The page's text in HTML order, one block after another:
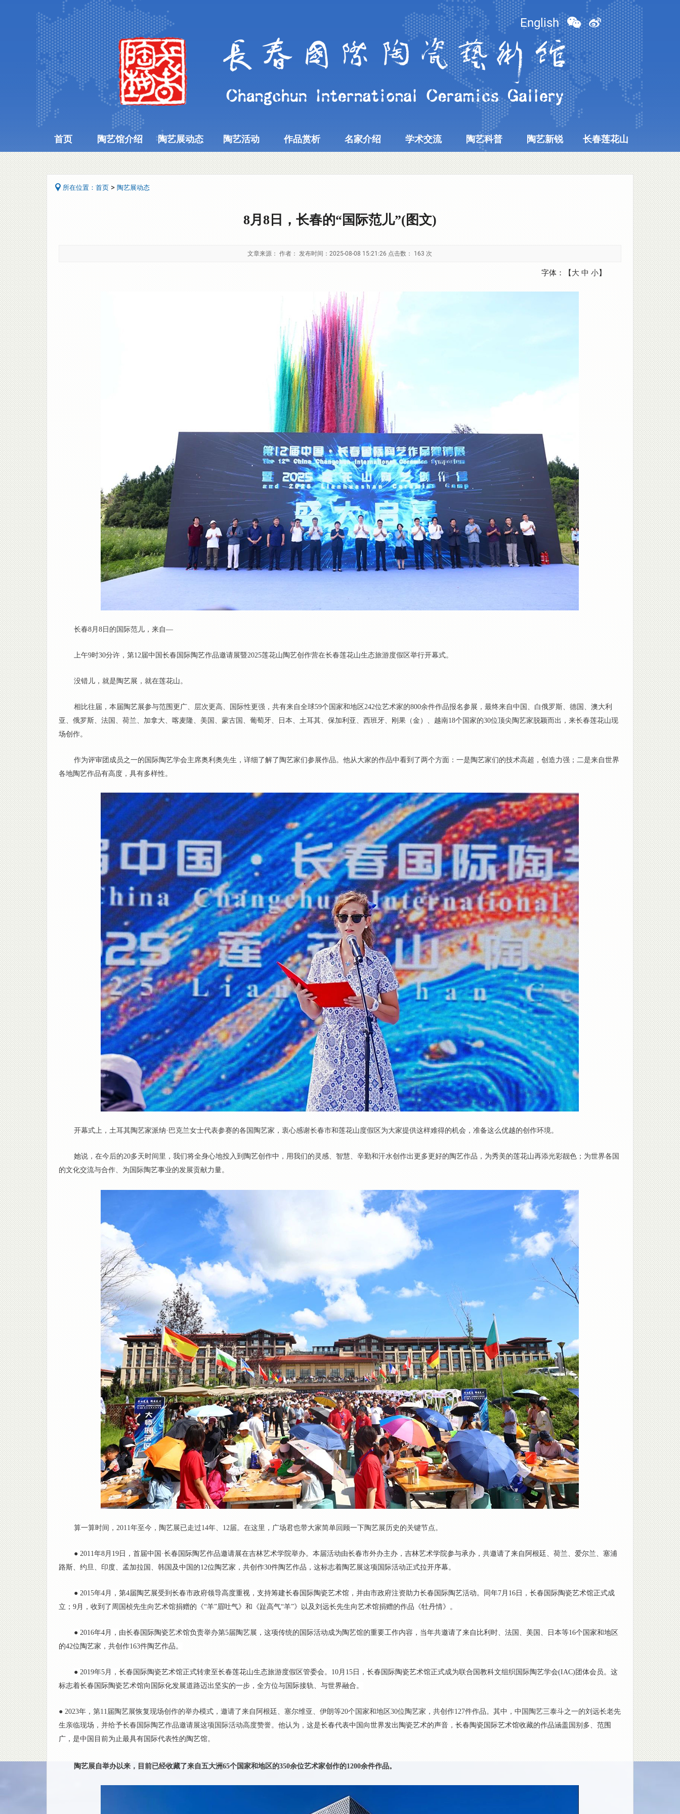
English
首页 陶艺馆介绍 陶艺展动态 陶艺活动 作品赏析 名家介绍 学术交流 陶艺科普 陶艺新锐 长春莲花山
所在位置： 首页 > 陶艺展动态
8月8日，长春的“国际范儿”(图文)
文章来源： 作者： 发布时间：2025-08-08 15:21:26 点击数： 163 次
字体：【大 中 小】
长春8月8日的国际范儿，来自—
上午9时30分许，第12届中国长春国际陶艺作品邀请展暨2025莲花山陶艺创作营在长春莲花山生态旅游度假区举行开幕式。
没错儿，就是陶艺展，就在莲花山。
相比往届，本届陶艺展参与范围更广、层次更高、国际性更强，共有来自全球59个国家和地区242位艺术家的800余件作品报名参展，最终来自中国、白俄罗斯、德国、澳大利
亚、俄罗斯、法国、荷兰、加拿大、喀麦隆、美国、蒙古国、葡萄牙、日本、土耳其、保加利亚、西班牙、刚果（金）、越南18个国家的30位顶尖陶艺家脱颖而出，来长春莲花山现
场创作。
作为评审团成员之一的国际陶艺学会主席奥利奥先生，详细了解了陶艺家们参展作品。他从大家的作品中看到了两个方面：一是陶艺家们的技术高超，创造力强；二是来自世界
各地陶艺作品有高度，具有多样性。
开幕式上，土耳其陶艺家派纳·巴克兰女士代表参赛的各国陶艺家，衷心感谢长春市和莲花山度假区为大家提供这样难得的机会，准备这么优越的创作环境。
她说，在今后的20多天时间里，我们将全身心地投入到陶艺创作中，用我们的灵感、智慧、辛勤和汗水创作出更多更好的陶艺作品，为秀美的莲花山再添光彩靓色；为世界各国
的文化交流与合作、为国际陶艺事业的发展贡献力量。
算一算时间，2011年至今，陶艺展已走过14年、12届。在这里，广场君也带大家简单回顾一下陶艺展历史的关键节点。
● 2011年8月19日，首届中国·长春国际陶艺作品邀请展在吉林艺术学院举办。本届活动由长春市外办主办，吉林艺术学院参与承办，共邀请了来自阿根廷、荷兰、爱尔兰、塞浦
路斯、约旦、印度、孟加拉国、韩国及中国的12位陶艺家，共创作30件陶艺作品，这标志着陶艺展这项国际活动正式拉开序幕。
● 2015年4月，第4届陶艺展受到长春市政府领导高度重视，支持筹建长春国际陶瓷艺术馆，并由市政府注资助力长春国际陶艺活动。同年7月16日，长春国际陶瓷艺术馆正式成
立；9月，收到了周国桢先生向艺术馆捐赠的《“羊”眉吐气》和《趾高气“羊”》以及刘远长先生向艺术馆捐赠的作品《牡丹情》。
● 2016年4月，由长春国际陶瓷艺术馆负责举办第5届陶艺展，这项传统的国际活动成为陶艺馆的重要工作内容，当年共邀请了来自比利时、法国、美国、日本等16个国家和地区
的42位陶艺家，共创作163件陶艺作品。
● 2019年5月，长春国际陶瓷艺术馆正式转隶至长春莲花山生态旅游度假区管委会。10月15日，长春国际陶瓷艺术馆正式成为联合国教科文组织国际陶艺学会(IAC)团体会员。这
标志着长春国际陶瓷艺术馆向国际化发展道路迈出坚实的一步，全方位与国际接轨、与世界融合。
● 2023年，第11届陶艺展恢复现场创作的举办模式，邀请了来自阿根廷、塞尔维亚、伊朗等20个国家和地区30位陶艺家，共创作127件作品。其中，中国陶艺三泰斗之一的刘远长老先
生亲临现场，并给予长春国际陶艺作品邀请展这项国际活动高度赞誉。他认为，这是长春代表中国向世界发出陶瓷艺术的声音，长春陶瓷国际艺术馆收藏的作品涵盖国别多、范围
广，是中国目前为止最具有国际代表性的陶艺馆。
陶艺展自举办以来，目前已经收藏了来自五大洲65个国家和地区的350余位艺术家创作的1200余件作品。